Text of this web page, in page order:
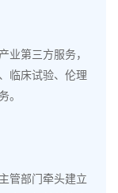
第三方服务，
临床试验、伦理
。
管部门牵头建立